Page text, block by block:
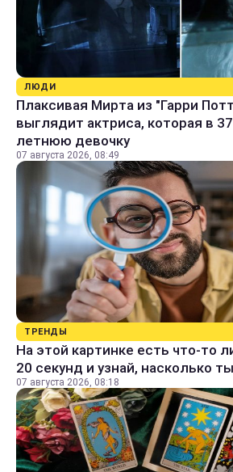
ЛЮДИ
Плаксивая Мирта из "Гарри
выглядит актриса, которая в
летнюю девочку
07 августа 2026, 08:49
ТРЕНДЫ
На этой картинке есть что-то
20 секунд и узнай, насколько
07 августа 2026, 08:18